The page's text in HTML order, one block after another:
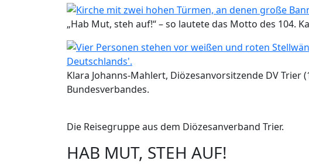
„Hab Mut, steh auf!“ – so lautete das Motto des 104.
Klara Johanns-Mahlert, Diözesanvorsitzende DV
Bundesverbandes.
Die Reisegruppe aus dem Diözesanverband Trier.
HAB MUT, STEH AUF!